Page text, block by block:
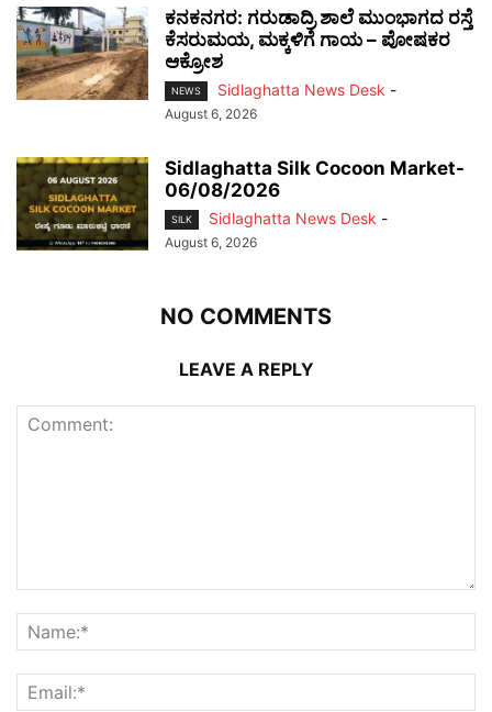
ಕನಕನಗರ: ಗರುಡಾದ್ರಿ ಶಾಲೆ ಮುಂಭಾಗದ ರಸ್ತೆ
ಕೆಸರುಮಯ, ಮಕ್ಕಳಿಗೆ ಗಾಯ – ಪೋಷಕರ
ಆಕ್ರೋಶ
NEWS Sidlaghatta News Desk -
August 6, 2026
Sidlaghatta Silk Cocoon Market-
06/08/2026
SILK Sidlaghatta News Desk -
August 6, 2026
NO COMMENTS
LEAVE A REPLY